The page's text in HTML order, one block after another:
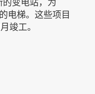
电梯。这些项目
竣工。